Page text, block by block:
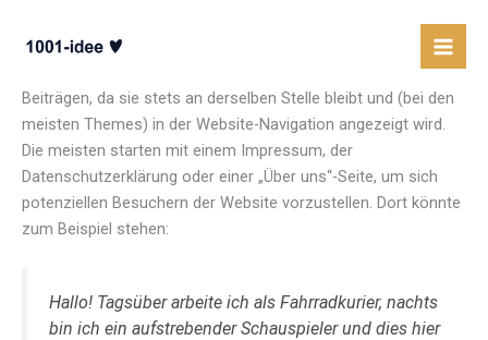
Inhalt
Beiträgen, da sie stets an derselben Stelle bleibt und (bei den
meisten Themes) in der Website-Navigation angezeigt wird.
Die meisten starten mit einem Impressum, der
Datenschutzerklärung oder einer „Über uns“-Seite, um sich
potenziellen Besuchern der Website vorzustellen. Dort könnte
zum Beispiel stehen:
Hallo! Tagsüber arbeite ich als Fahrradkurier, nachts
bin ich ein aufstrebender Schauspieler und dies hier